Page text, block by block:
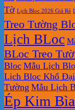
Tờ Lịch Bloc 2026 Giá Rẻ
Treo Tường
Lịch BLoc
BLoc Treo
Bloc Mẫu Lịch
Lịch Bloc Khổ Đại
Tường Mẫu Lịch
Ép Kim